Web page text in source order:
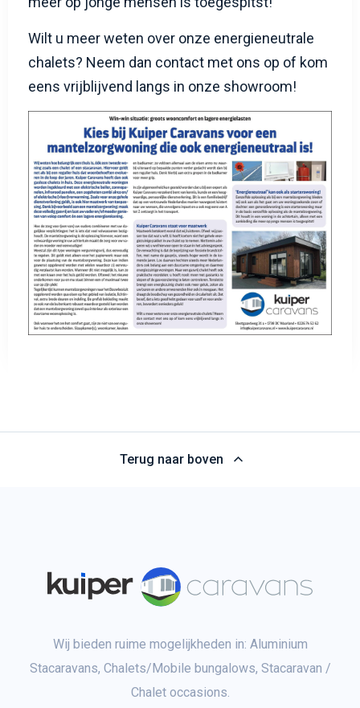
Wilt u meer weten over onze energieneutrale
chalets? Neem dan contact met ons op of kom
eens vrijblijvend langs in onze showroom!
Terug naar boven
Wij bieden ruime mogelijkheden in: Aluminium
Stacaravans, Chalets/Mobile bungalows, Stacaravan /
Chalet occasions.